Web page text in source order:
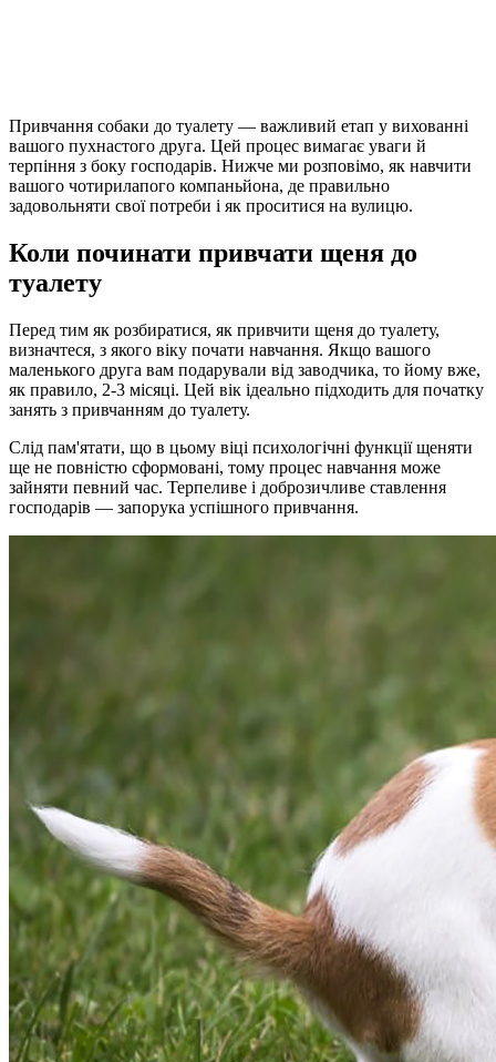
Привчання собаки до туалету — важливий етап у вихованні
вашого пухнастого друга. Цей процес вимагає уваги й
терпіння з боку господарів. Нижче ми розповімо, як навчити
вашого чотирилапого компаньйона, де правильно
задовольняти свої потреби і як проситися на вулицю.
Коли починати привчати щеня до
туалету
Перед тим як розбиратися, як привчити щеня до туалету,
визначтеся, з якого віку почати навчання. Якщо вашого
маленького друга вам подарували від заводчика, то йому вже,
як правило, 2-3 місяці. Цей вік ідеально підходить для початку
занять з привчанням до туалету.
Слід пам'ятати, що в цьому віці психологічні функції щеняти
ще не повністю сформовані, тому процес навчання може
зайняти певний час. Терпеливе і доброзичливе ставлення
господарів — запорука успішного привчання.